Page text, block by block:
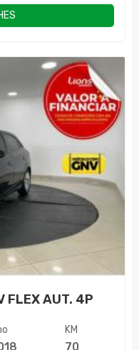
FLEX AUT. 4P
KM
70